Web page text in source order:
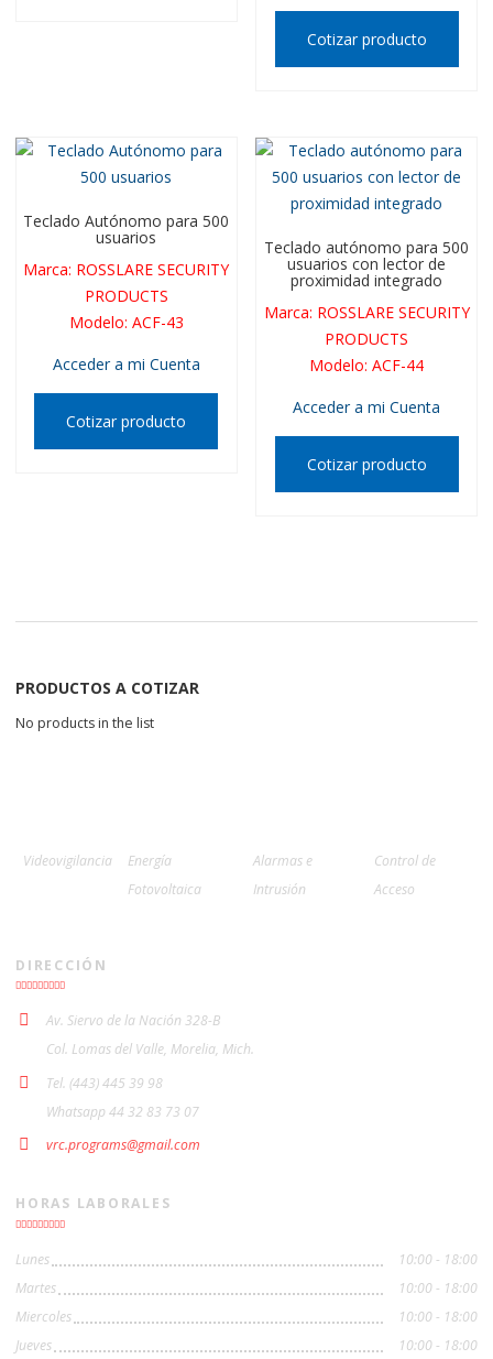
Cotizar producto
Teclado Autónomo para 500
usuarios
Marca: ROSSLARE SECURITY
PRODUCTS
Modelo: ACF-43
Acceder a mi Cuenta
Cotizar producto
Teclado autónomo para 500
usuarios con lector de
proximidad integrado
Marca: ROSSLARE SECURITY
PRODUCTS
Modelo:ACF-44
Acceder a mi Cuenta
Cotizar producto
PRODUCTOS A COTIZAR
No products in the list
Videovigilancia
Energía
Fotovoltaica
Alarmas e
Intrusión
Control de
Acceso
DIRECCIÓN
Av. Siervo de la Nación 328-B
Col. Lomas del Valle, Morelia, Mich.
Tel. (443) 445 39 98
Whatsapp 44 32 83 73 07
vrc.programs@gmail.com
HORAS LABORALES
Lunes
10:00 - 18:00
Martes
10:00 - 18:00
Miercoles
10:00 - 18:00
Jueves
10:00 - 18:00